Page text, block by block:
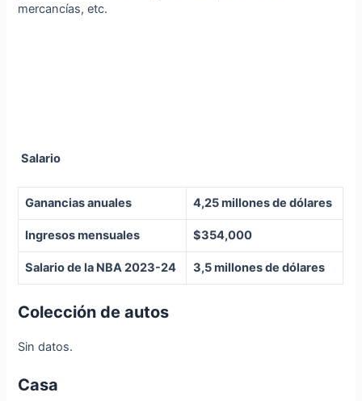
mercancías, etc.
Salario
Ganancias anuales 4,25 millones de dólares
Ingresos mensuales $354,000
Salario de la NBA 2023-24 3,5 millones de dólares
Colección de autos
Sin datos.
Casa